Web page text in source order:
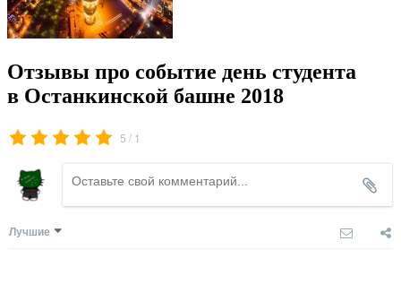
Отзывы про событие день студента
в Останкинской башне 2018
5 / 1
Лучшие